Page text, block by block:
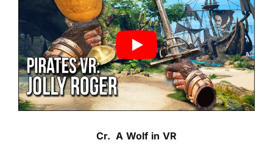
Cr.A Wolf in VR